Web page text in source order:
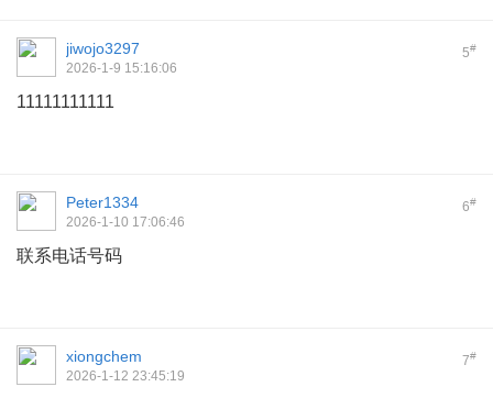
5#
jiwojo3297
2026-1-9 15:16:06
11111111111
6#
Peter1334
2026-1-10 17:06:46
联系电话号码
7#
xiongchem
2026-1-12 23:45:19